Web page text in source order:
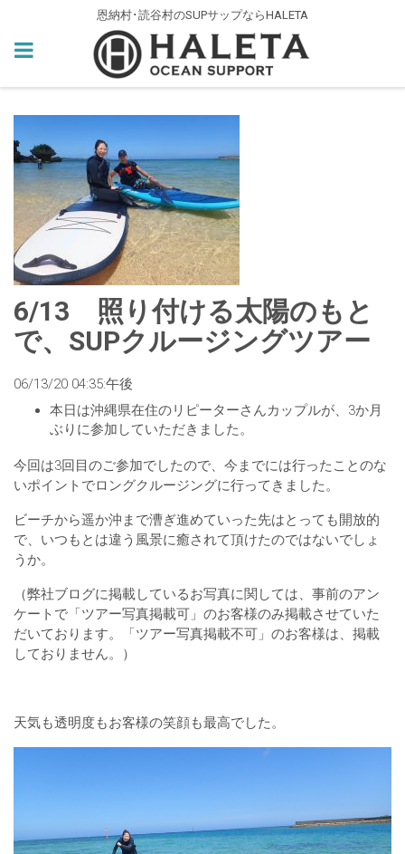
恩納村･読谷村のSUPサップならHALETA
6/13 照り付ける太陽のもと
で、SUPクルージングツアー
06/13/20 04:35:午後
本日は沖縄県在住のリピーターさんカップルが、3か月
ぶりに参加していただきました。
今回は3回目のご参加でしたので、今までには行ったことのな
いポイントでロングクルージングに行ってきました。
ビーチから遥か沖まで漕ぎ進めていった先はとっても開放的
で、いつもとは違う風景に癒されて頂けたのではないでしょ
うか。
（弊社ブログに掲載しているお写真に関しては、事前のアン
ケートで「ツアー写真掲載可」のお客様のみ掲載させていた
だいております。「ツアー写真掲載不可」のお客様は、掲載
しておりません。）
天気も透明度もお客様の笑顔も最高でした。